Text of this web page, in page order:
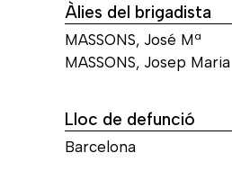
Àlies del brigadista
MASSONS, José Mª
MASSONS, Josep Maria
Lloc de defunció
Barcelona